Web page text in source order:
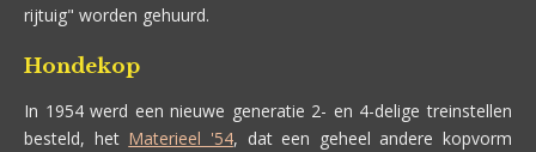
rijtuig" worden gehuurd.
Hondekop
In 1954 werd een nieuwe generatie 2- en 4-delige treinstellen
besteld, het Materieel '54, dat een geheel andere kopvorm